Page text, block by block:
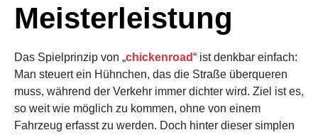
Meisterleistung
Das Spielprinzip von „chickenroad“ ist denkbar einfach:
Man steuert ein Hühnchen, das die Straße überqueren
muss, während der Verkehr immer dichter wird. Ziel ist es,
so weit wie möglich zu kommen, ohne von einem
Fahrzeug erfasst zu werden. Doch hinter dieser simplen